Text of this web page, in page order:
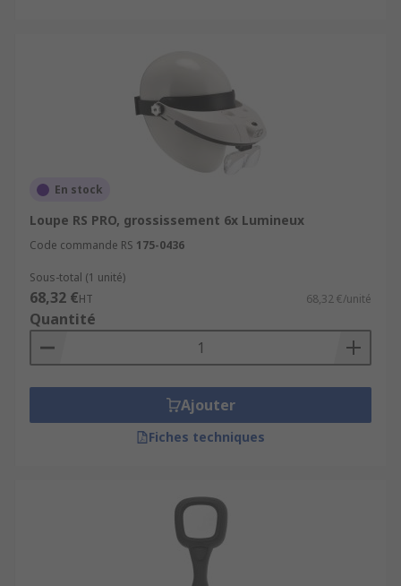
En stock
Loupe RS PRO, grossissement 6x Lumineux
Code commande RS 175-0436
Sous-total (1 unité)
68,32 €HT 68,32 €/unité
Quantité
Ajouter
Fiches techniques